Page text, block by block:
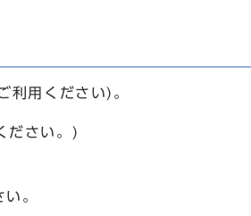
利用ください)。
ださい。)
。